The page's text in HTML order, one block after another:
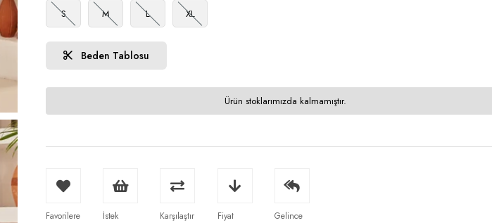
S M L XL
Beden Tablosu
Ürün stoklarımızda kalmamıştır.
Favorilere
İstek
Karşılaştır
Fiyat
Gelince